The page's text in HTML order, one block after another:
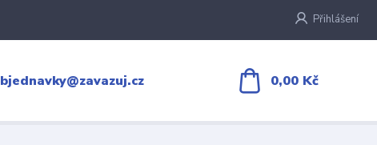
Přihlášení
0,00 Kč